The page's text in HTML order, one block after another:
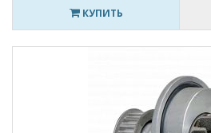
КУПИТЬ